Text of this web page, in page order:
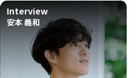
Interview
安本 義和